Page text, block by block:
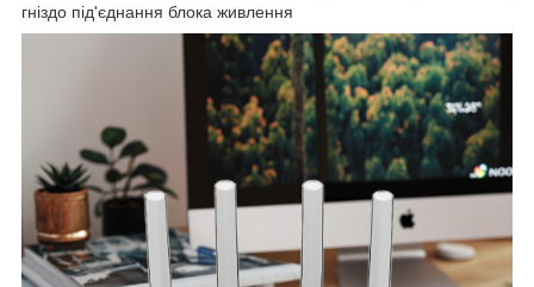
гніздо під'єднання блока живлення